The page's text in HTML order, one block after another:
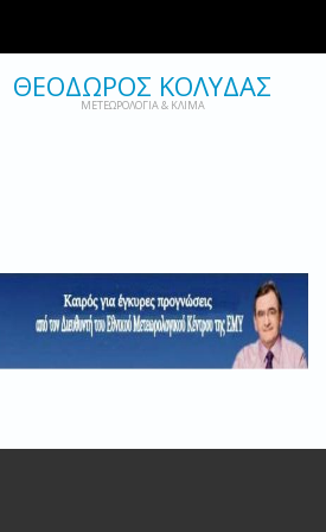
ΘΕΟΔΩΡΟΣ ΚΟΛΥΔΑΣ
ΜΕΤΕΩΡΟΛΟΓΙΑ & ΚΛΙΜΑ